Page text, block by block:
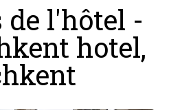
de l'hôtel -
hotel,